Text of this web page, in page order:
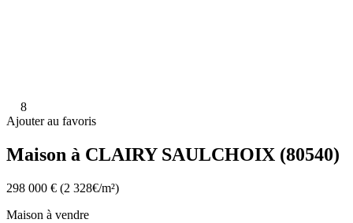
8
Ajouter au favoris
Maison à CLAIRY SAULCHOIX (80540)
298 000 € (2 328€/m²)
Maison à vendre